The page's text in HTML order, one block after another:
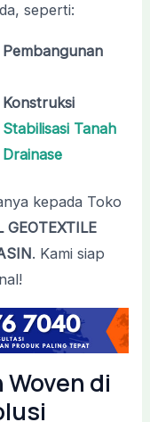
seperti:
Tanah
kepada Toko
GEOTEXTILE
. Kami siap
di